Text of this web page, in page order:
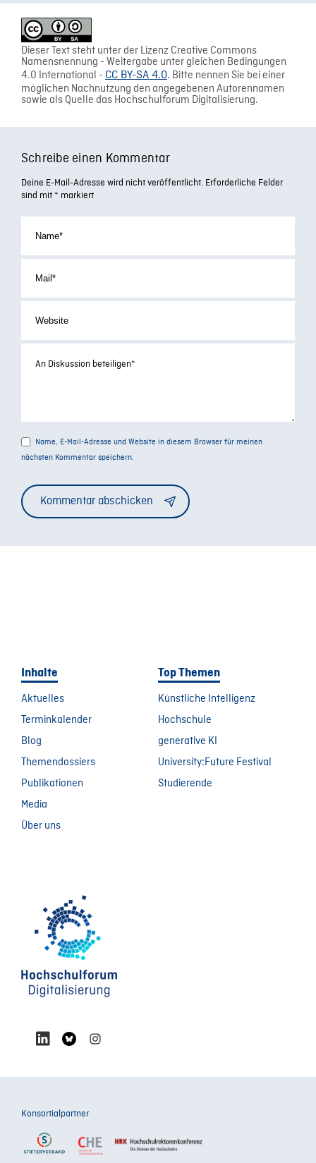
Dieser Text steht unter der Lizenz Creative Commons
Namensnennung - Weitergabe unter gleichen Bedingungen
4.0 International - CC BY-SA 4.0. Bitte nennen Sie bei einer
möglichen Nachnutzung den angegebenen Autorennamen
sowie als Quelle das Hochschulforum Digitalisierung.
Schreibe einen Kommentar
Deine E-Mail-Adresse wird nicht veröffentlicht. Erforderliche Felder
sind mit * markiert
Name, E-Mail-Adresse und Website in diesem Browser für meinen
nächsten Kommentar speichern.
Inhalte
Aktuelles
Terminkalender
Blog
Themendossiers
Publikationen
Media
Über uns
Top Themen
Künstliche Intelligenz
Hochschule
generative KI
University:Future Festival
Studierende
Konsortialpartner